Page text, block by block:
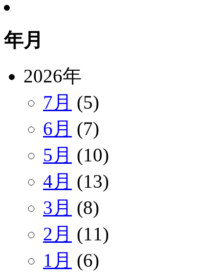
年月
2026年
7月 (5)
6月 (7)
5月 (10)
4月 (13)
3月 (8)
2月 (11)
1月 (6)